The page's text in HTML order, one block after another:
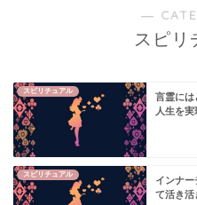
―
スピリ
スピリチュアル
言霊には
人生を実
スピリチュアル
インナ
て活き活